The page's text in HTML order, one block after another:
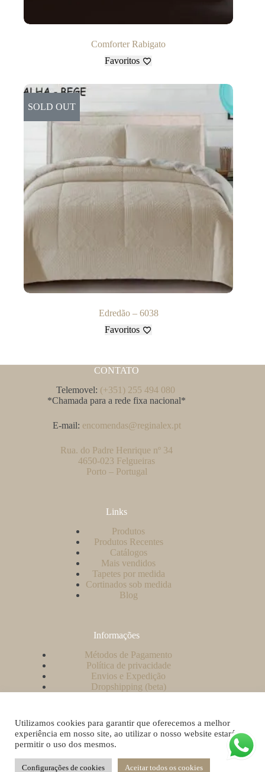
Comforter Rabigato
Favoritos
SOLD OUT
Edredão – 6038
Favoritos
CONTATO
Telemovel: (+351) 255 494 080
*Chamada para a rede fixa nacional*
E-mail: encomendas@reginalex.pt
Rua. do Padre Henrique nº 34
4650-023 Felgueiras
Porto – Portugal
Links
Produtos
Produtos Recentes
Catálogos
Mais vendidos
Tapetes por medida
Cortinados sob medida
Blog
Informações
Métodos de Pagamento
Política de privacidade
Envios e Expedição
Dropshipping (beta)
Como criar uma conta no nosso website?
Livro de Reclamações
Utilizamos cookies para garantir que oferecemos a melhor
experiência em nosso site, ao utilizar o nosso website estará a
permitir o uso dos mesmos.
Configurações de cookies Aceitar todos os cookies